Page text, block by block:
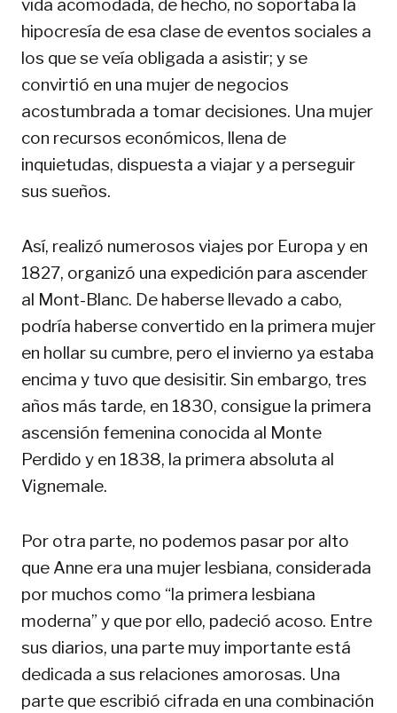
vida acomodada, de hecho, no soportaba la
hipocresía de esa clase de eventos sociales a
los que se veía obligada a asistir; y se
convirtió en una mujer de negocios
acostumbrada a tomar decisiones. Una mujer
con recursos económicos, llena de
inquietudas, dispuesta a viajar y a perseguir
sus sueños.
Así, realizó numerosos viajes por Europa y en
1827, organizó una expedición para ascender
al Mont-Blanc. De haberse llevado a cabo,
podría haberse convertido en la primera mujer
en hollar su cumbre, pero el invierno ya estaba
encima y tuvo que desisitir. Sin embargo, tres
años más tarde, en 1830, consigue la primera
ascensión femenina conocida al Monte
Perdido y en 1838, la primera absoluta al
Vignemale.
Por otra parte, no podemos pasar por alto
que Anne era una mujer lesbiana, considerada
por muchos como “la primera lesbiana
moderna” y que por ello, padeció acoso. Entre
sus diarios, una parte muy importante está
dedicada a sus relaciones amorosas. Una
parte que escribió cifrada en una combinación